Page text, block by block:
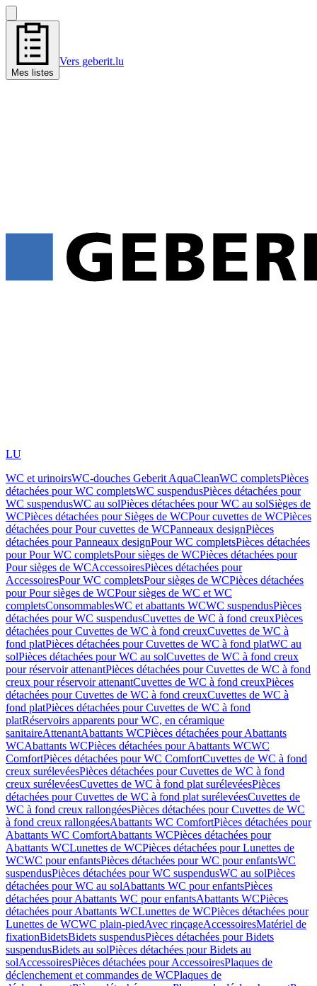
Mes listes
Vers geberit.lu
LU
WC et urinoirsWC-douches Geberit AquaCleanWC completsPièces
détachées pour WC completsWC suspendusPièces détachées pour
WC suspendusWC au solPièces détachées pour WC au solSièges de
WCPièces détachées pour Sièges de WCPour cuvettes de WCPièces
détachées pour Pour cuvettes de WCPanneaux designPièces
détachées pour Panneaux designPour WC completsPièces détachées
pour Pour WC completsPour sièges de WCPièces détachées pour
Pour sièges de WCAccessoiresPièces détachées pour
AccessoiresPour WC completsPour sièges de WCPièces détachées
pour Pour sièges de WCPour sièges de WC et WC
completsConsommablesWC et abattants WCWC suspendusPièces
détachées pour WC suspendusCuvettes de WC à fond creuxPièces
détachées pour Cuvettes de WC à fond creuxCuvettes de WC à
fond platPièces détachées pour Cuvettes de WC à fond platWC au
solPièces détachées pour WC au solCuvettes de WC à fond creux
pour réservoir attenantPièces détachées pour Cuvettes de WC à fond
creux pour réservoir attenantCuvettes de WC à fond creuxPièces
détachées pour Cuvettes de WC à fond creuxCuvettes de WC à
fond platPièces détachées pour Cuvettes de WC à fond
platRéservoirs apparents pour WC, en céramique
sanitaireAttenantAbattants WCPièces détachées pour Abattants
WCAbattants WCPièces détachées pour Abattants WCWC
ComfortPièces détachées pour WC ComfortCuvettes de WC à fond
creux surélevéesPièces détachées pour Cuvettes de WC à fond
creux surélevéesCuvettes de WC à fond plat surélevéesPièces
détachées pour Cuvettes de WC à fond plat surélevéesCuvettes de
WC à fond creux rallongéesPièces détachées pour Cuvettes de WC
à fond creux rallongéesAbattants WC ComfortPièces détachées pour
Abattants WC ComfortAbattants WCPièces détachées pour
Abattants WCLunettes de WCPièces détachées pour Lunettes de
WCWC pour enfantsPièces détachées pour WC pour enfantsWC
suspendusPièces détachées pour WC suspendusWC au solPièces
détachées pour WC au solAbattants WC pour enfantsPièces
détachées pour Abattants WC pour enfantsAbattants WCPièces
détachées pour Abattants WCLunettes de WCPièces détachées pour
Lunettes de WCWC plain-piedAvec rinçageAccessoiresMatériel de
fixationBidetsBidets suspendusPièces détachées pour Bidets
suspendusBidets au solPièces détachées pour Bidets au
solAccessoiresPièces détachées pour AccessoiresPlaques de
déclenchement et commandes de WCPlaques de